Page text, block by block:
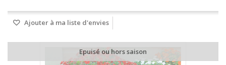
Ajouter à ma liste d'envies
Epuisé ou hors saison